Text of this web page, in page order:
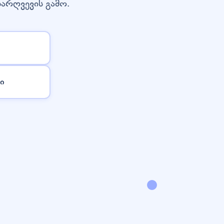
გამო.